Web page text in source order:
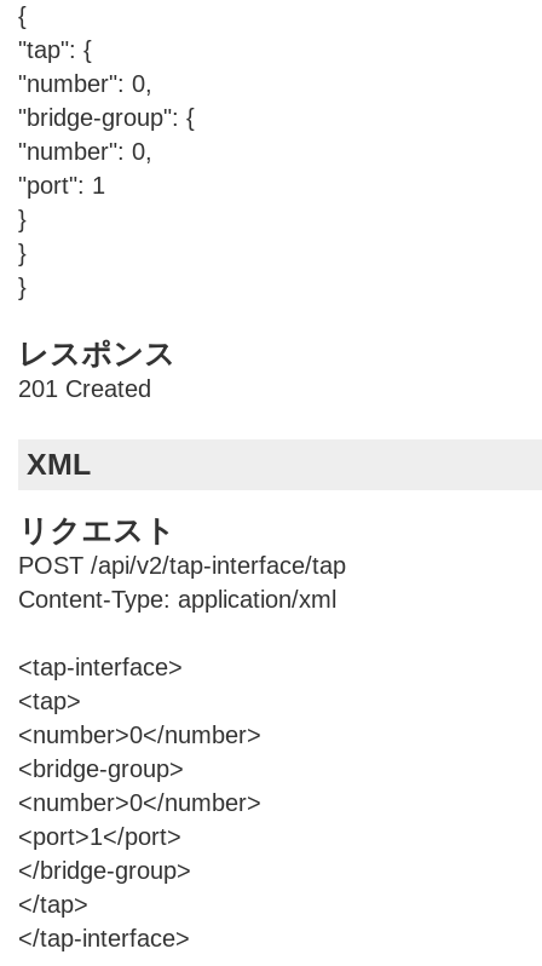
{
"tap": {
"number": 0,
"bridge-group": {
"number": 0,
"port": 1
}
}
}
レスポンス
201 Created
XML
リクエスト
POST /api/v2/tap-interface/tap
Content-Type: application/xml
<tap-interface>
<tap>
<number>0</number>
<bridge-group>
<number>0</number>
<port>1</port>
</bridge-group>
</tap>
</tap-interface>